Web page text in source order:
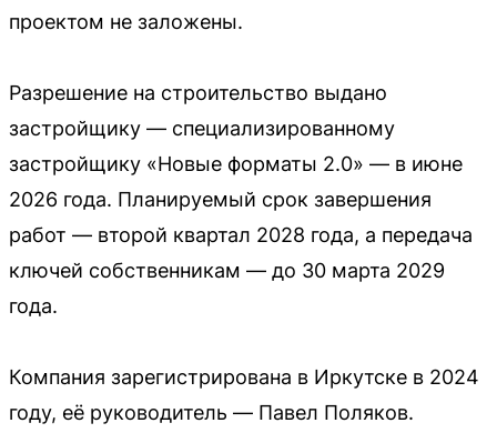
проектом не заложены.
Разрешение на строительство выдано
застройщику — специализированному
застройщику «Новые форматы 2.0» — в июне
2026 года. Планируемый срок завершения
работ — второй квартал 2028 года, а передача
ключей собственникам — до 30 марта 2029
года.
Компания зарегистрирована в Иркутске в 2024
году, её руководитель — Павел Поляков.